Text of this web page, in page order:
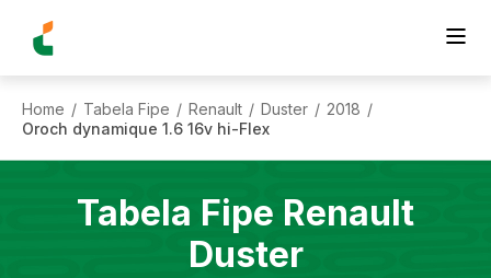
Home / Tabela Fipe / Renault / Duster / 2018 /
Oroch dynamique 1.6 16v hi-Flex
Tabela Fipe Renault
Duster